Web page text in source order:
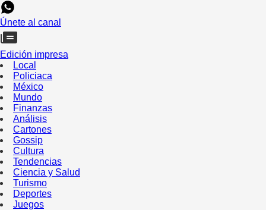
Únete al canal
Edición impresa
Local
Policiaca
México
Mundo
Finanzas
Análisis
Cartones
Gossip
Cultura
Tendencias
Ciencia y Salud
Turismo
Deportes
Juegos